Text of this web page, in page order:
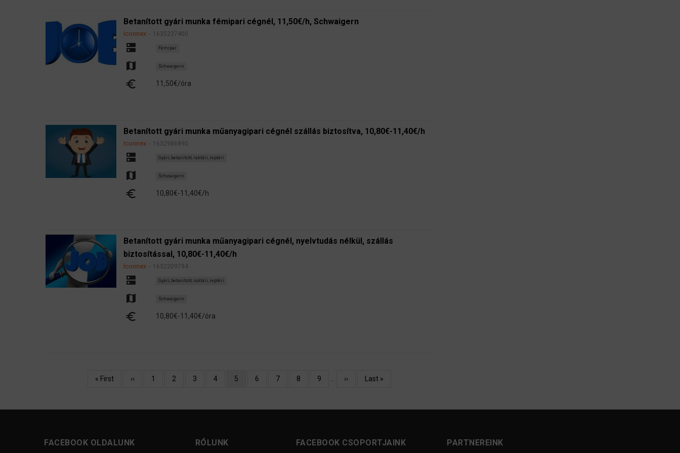
Betanított gyári munka fémipari cégnél, 11,50€/h, Schwaigern
Iconnex 1635237400
dns Fémipar
map Schwaigern
euro 11,50€/óra
Betanított gyári munka műanyagipari cégnél szállás biztosítva, 10,80€-11,40€/h
Iconnex 1632986890
dns Gyári, betanított, raktári, reptéri
map Schwaigern
euro 10,80€-11,40€/h
Betanított gyári munka műanyagipari cégnél, nyelvtudás nélkül, szállás
biztosítással, 10,80€-11,40€/h
Iconnex 1632209794
dns Gyári, betanított, raktári, reptéri
map Schwaigern
euro 10,80€-11,40€/óra
Oldalszámozás
Első
« First
Előző
‹‹ Oldal
1 Oldal
2 Oldal
3 Oldal
4
Jelenlegi
5 Oldal
6 Oldal
7 Oldal
8 Oldal
9
Következő
››
Utolsó
Last »
FACEBOOK OLDALUNK RÓLUNK FACEBOOK CSOPORTJAINK PARTNEREINK